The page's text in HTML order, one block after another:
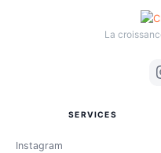
La
SERVICES
Instagram